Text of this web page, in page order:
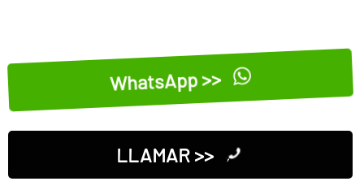
WhatsApp >>
LLAMAR >>